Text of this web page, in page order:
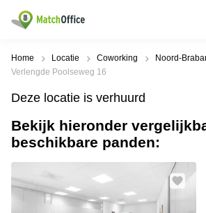
Huren / Verhuren
Productpagina's
Kantoorruimten
Business
Flexplekken
Coworking
Populaire
Steden
Alkmaar
Amsterdam
Westpoort
Populaire
zoekopdrachten
Kantoorruimte
in Breda
huren
Bergen
Help
Over ons
Voeg je kantoorruimte toe
Huurprijs
Home Locatie Coworking Noord-
Verlengde Poolseweg 16
Deze locatie is verhuurd
Bekijk hieronder
beschikbare panden: